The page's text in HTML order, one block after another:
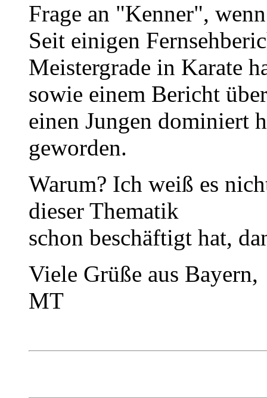
Frage an "Kenner",
Seit einigen
Meistergrade in Karate
sowie einem Bericht
einen Jungen dominiert
geworden.
Warum? Ich weiß es
dieser Thematik
schon beschäftigt hat,
Viele Grüße aus Bayern,
MT